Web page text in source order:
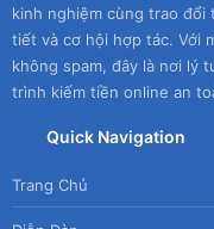
kinh nghiệm cùng trao
tiết và cơ hội hợp tác. Với
không spam, đây là nơi lý
trình kiếm tiền online an
Quick Navigation
Trang Chủ